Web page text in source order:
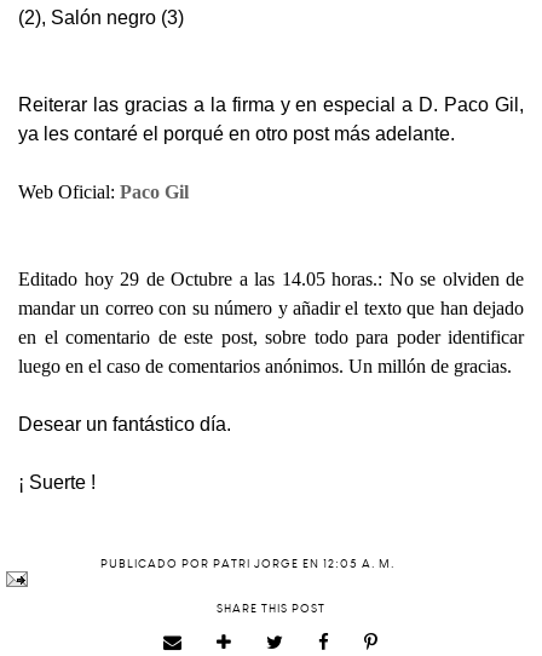
(2), Salón negro (3)
Reiterar las gracias a la firma y en especial a D. Paco Gil,
ya les contaré el porqué en otro post más adelante.
Web Oficial: Paco Gil
Editado hoy 29 de Octubre a las 14.05 horas.: No se olviden de
mandar un correo con su número y añadir el texto que han dejado
en el comentario de este post, sobre todo para poder identificar
luego en el caso de comentarios anónimos. Un millón de gracias.
Desear un fantástico día.
¡ Suerte !
PUBLICADO POR PATRI JORGE EN 12:05 A. M.
SHARE THIS POST